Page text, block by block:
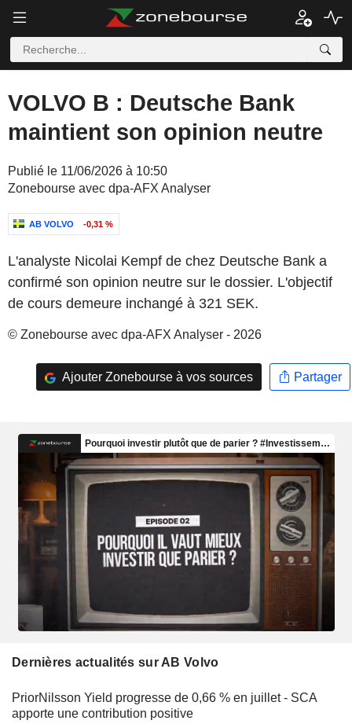
VOLVO B : Deutsche Bank
maintient son opinion neutre
Publié le 11/06/2026 à 10:50
Zonebourse avec dpa-AFX Analyser
AB VOLVO -0,31 %
L'analyste Nicolai Kempf de chez Deutsche Bank a
confirmé son opinion neutre sur le dossier. L'objectif
de cours demeure inchangé à 321 SEK.
© Zonebourse avec dpa-AFX Analyser - 2026
Ajouter Zonebourse à vos sources Partager
Dernières actualités sur AB Volvo
PriorNilsson Yield progresse de 0,66 % en juillet - SCA
apporte une contribution positive